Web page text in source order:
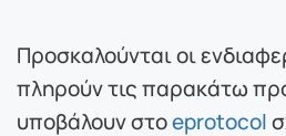
Προσκαλούνται οι
πληρούν τις παρακάτω
υποβάλουν στοeprotocol